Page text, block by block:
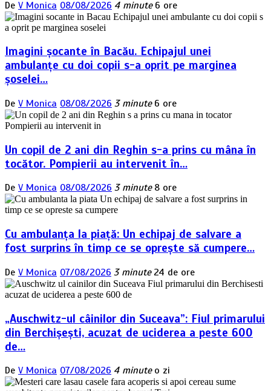
De V Monica 08/08/2026 4 minute 6 ore
Imagini șocante în Bacău. Echipajul unei
ambulanțe cu doi copii s-a oprit pe marginea
șoselei…
De V Monica 08/08/2026 3 minute 6 ore
Un copil de 2 ani din Reghin s-a prins cu mâna în
tocător. Pompierii au intervenit în…
De V Monica 08/08/2026 3 minute 8 ore
Cu ambulanța la piață: Un echipaj de salvare a
fost surprins în timp ce se oprește să cumpere…
De V Monica 07/08/2026 3 minute 24 de ore
„Auschwitz-ul câinilor din Suceava”: Fiul primarului
din Berchișești, acuzat de uciderea a peste 600
de…
De V Monica 07/08/2026 4 minute o zi